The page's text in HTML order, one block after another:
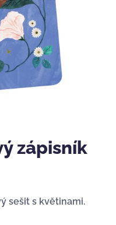
zápisník
sešit s květinami.